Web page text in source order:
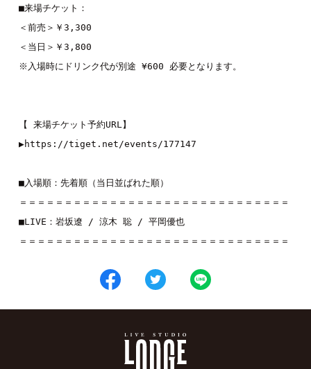
■来場チケット：
＜前売＞￥3,300
＜当日＞￥3,800
※入場時にドリンク代が別途 ¥600 必要となります。
【 来場チケット予約URL】
▶https://tiget.net/events/177147
■入場順：先着順（当日並ばれた順）
＝＝＝＝＝＝＝＝＝＝＝＝＝＝＝＝＝＝＝＝＝＝＝＝＝＝＝＝＝＝
■LIVE： 岩坂遼 / 涼木 聡 / 平岡優也
＝＝＝＝＝＝＝＝＝＝＝＝＝＝＝＝＝＝＝＝＝＝＝＝＝＝＝＝＝＝